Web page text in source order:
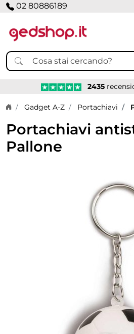
02 80886189
2435
Home page
Gadget A-Z Portachiavi
Portachiavi
Pallone